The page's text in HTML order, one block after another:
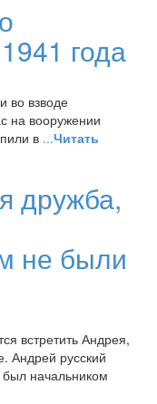
года
во взводе
на вооружении
в ...Читать
дружба,
не были
встретить Андрея,
Андрей русский
был начальником